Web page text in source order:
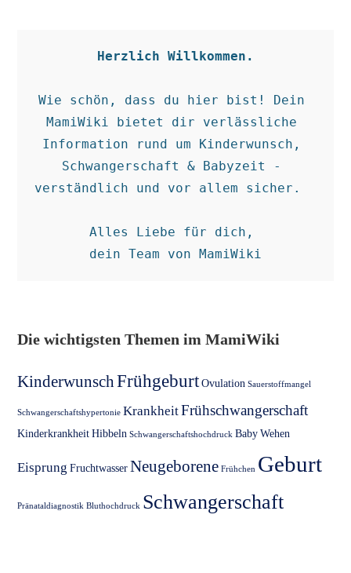
Herzlich Willkommen.
Wie schön, dass du hier bist! Dein
MamiWiki bietet dir verlässliche
Information rund um Kinderwunsch,
Schwangerschaft & Babyzeit -
verständlich und vor allem sicher.
Alles Liebe für dich,
dein Team von MamiWiki
Die wichtigsten Themen im MamiWiki
KinderwunschFrühgeburtOvulation Sauerstoffmangel
Schwangerschaftshypertonie KrankheitFrühschwangerschaft
Kinderkrankheit Hibbeln Schwangerschaftshochdruck Baby Wehen
Eisprung Fruchtwasser Neugeborene Frühchen Geburt
Pränataldiagnostik Bluthochdruck Schwangerschaft